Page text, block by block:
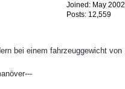
Joined: May 2002
Posts: 12,559
bei einem fahrzeuggewicht von